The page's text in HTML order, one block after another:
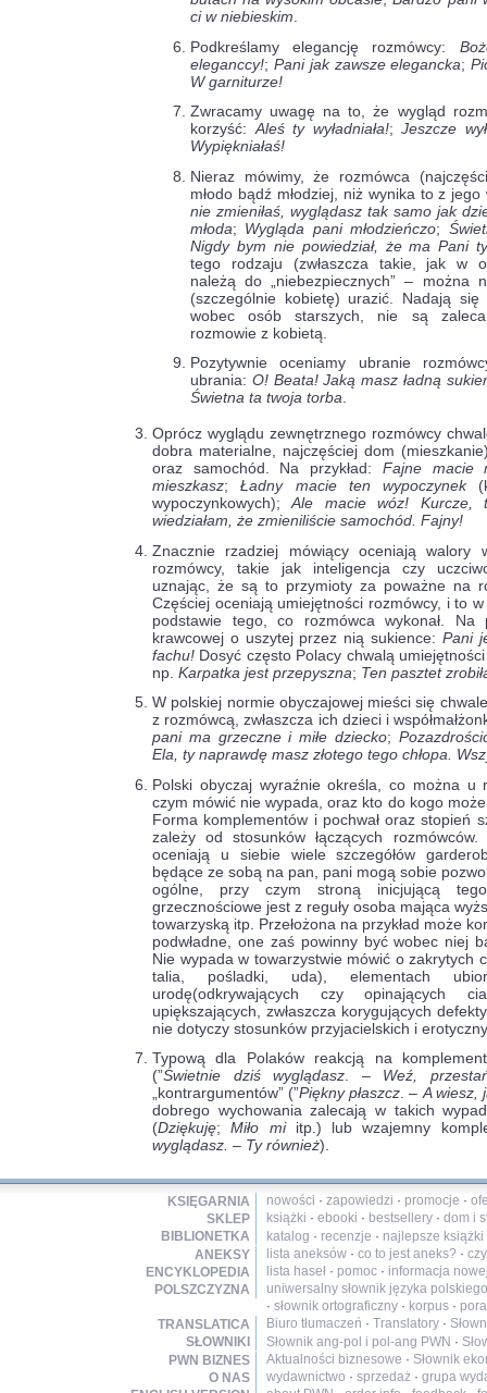
ci w niebieskim
Podkreślamy elegancję rozmówcy:
eleganccy!; Pani jak zawsze elegancka;
W garniturze!
Zwracamy uwagę na to, że wygląd
korzyść: Aleś ty wyładniała!; Jeszcze
Wypiękniałaś!
Nieraz mówimy, że rozmówca
młodo bądź młodziej, niż wynika to z
nie zmieniłaś, wyglądasz tak samo jak
młoda; Wygląda pani młodzieńczo;
Nigdy bym nie powiedział, że ma Pani
tego rodzaju (zwłaszcza takie, jak w
należą do „niebezpiecznych” – można
(szczególnie kobietę) urazić. Nadają
wobec osób starszych, nie są
rozmowie z kobietą.
Pozytywnie oceniamy ubranie
ubrania: O! Beata! Jaką masz ładną
Świetna ta twoja torba.
Oprócz wyglądu zewnętrznego rozmówcy
dobra materialne, najczęściej dom
oraz samochód. Na przykład: Fajne macie
mieszkasz;Ładny macie ten wypoczynek
wypoczynkowych);Ale macie wóz! Kurcze,
wiedziałam, że zmieniliście samochód. Fajny!
Znacznie rzadziej mówiący oceniają walory
rozmówcy, takie jak inteligencja czy
uznając, że są to przymioty za poważne na
Częściej oceniają umiejętności rozmówcy, i to
podstawie tego, co rozmówca wykonał. Na
krawcowej o uszytej przez nią sukience: Pani
fachu! Dosyć często Polacy chwalą
np. Karpatka jest przepyszna; Ten pasztet
W polskiej normie obyczajowej mieści się
z rozmówcą, zwłaszcza ich dzieci i
pani ma grzeczne i miłe dziecko;
Ela, ty naprawdę masz złotego tego chłopa.
Polski obyczaj wyraźnie określa, co można u
czym mówić nie wypada, oraz kto do kogo
Forma komplementów i pochwał oraz stopień
zależy od stosunków łączących rozmówców.
oceniają u siebie wiele szczegółów
będące ze sobą na pan, pani mogą sobie
ogólne, przy czym stroną inicjującą
grzecznościowe jest z reguły osoba mająca
towarzyską itp. Przełożona na przykład może
podwładne, one zaś powinny być wobec niej
Nie wypada w towarzystwie mówić o zakrytych
talia, pośladki, uda), elementach
urodę(odkrywających czy opinających
upiększających, zwłaszcza korygujących
nie dotyczy stosunków przyjacielskich i
Typową dla Polaków reakcją na
(”Świetnie dziś wyglądasz. – Weź,
„kontrargumentów” (”Piękny płaszcz. –A wiesz,
dobrego wychowania zalecają w takich
(Dziękuję;Miło miitp.) lub wzajemny
wyglądasz. – Ty również).
KSIĘGARNIA nowości · zapowiedzi · promocje ·
SKLEP
książki · ebooki · bestsellery · dom i
BIBLIONETKA
katalog · recenzje · najlepsze książki
ANEKSY
lista aneksów · co to jest aneks? ·
ENCYKLOPEDIA
lista haseł · pomoc · informacja
POLSZCZYZNA
uniwersalny słownik języka polskiego
· słownik ortograficzny · korpus ·
TRANSLATICA
Biuro tłumaczeń · Translatory ·
SŁOWNIKI
Słownik ang-pol i pol-ang PWN ·
PWN BIZNES
Aktualności biznesowe · Słownik
O NAS
wydawnictwo · sprzedaż · grupa